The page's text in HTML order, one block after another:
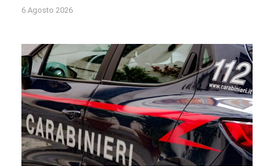
6 Agosto 2026